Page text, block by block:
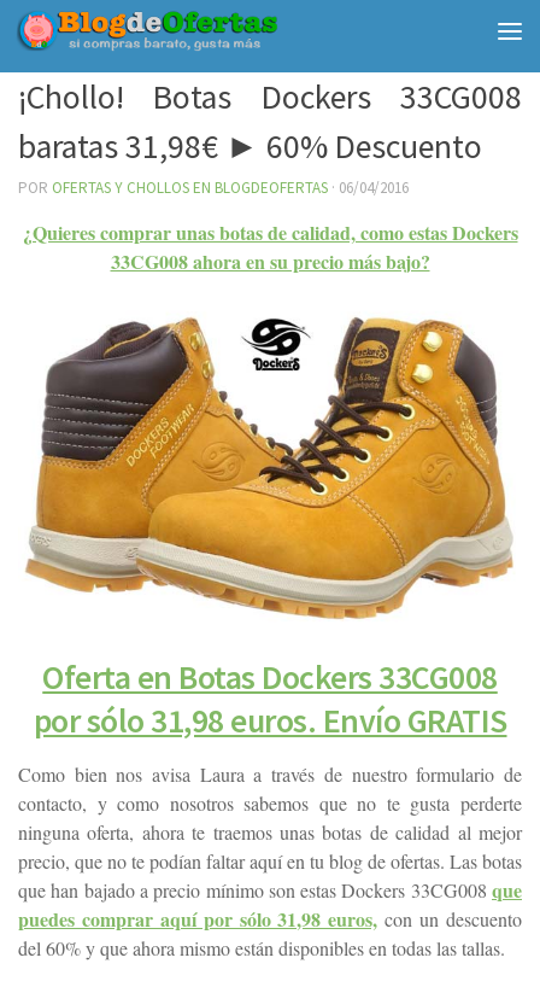
Debajo del contenido
¡Chollo! Botas Dockers 33CG008
baratas 31,98€ ► 60% Descuento
POR OFERTAS Y CHOLLOS EN BLOGDEOFERTAS · 06/04/2016
¿Quieres comprar unas botas de calidad, como estas Dockers
33CG008 ahora en su precio más bajo?
Oferta en Botas Dockers 33CG008
por sólo 31,98 euros. Envío GRATIS
Como bien nos avisa Laura a través de nuestro formulario de
contacto, y como nosotros sabemos que no te gusta perderte
ninguna oferta, ahora te traemos unas botas de calidad al mejor
precio, que no te podían faltar aquí en tu blog de ofertas. Las botas
que han bajado a precio mínimo son estas Dockers 33CG008 que
puedes comprar aquí por sólo 31,98 euros, con un descuento
del 60% y que ahora mismo están disponibles en todas las tallas.